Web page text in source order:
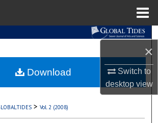
×
Switch to
desktopview
Search
My Account
About
> Vol. 2 (2008)
Download